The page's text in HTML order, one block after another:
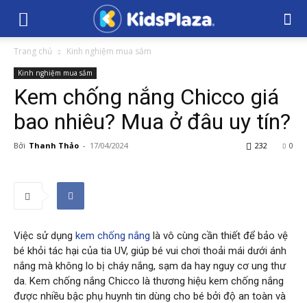
Trang chủ Kinh nghiệm mua sắm
Kinh nghiệm mua sắm
Kem chống nắng Chicco giá
bao nhiêu? Mua ở đâu uy tín?
Bởi Thanh Thảo - 17/04/2024 0
232
Việc sử dụng kem chống nắng là vô cùng cần thiết để bảo vệ
bé khỏi tác hại của tia UV, giúp bé vui chơi thoải mái dưới ánh
nắng mà không lo bị cháy nắng, sạm da hay nguy cơ ung thư
da. Kem chống nắng Chicco là thương hiệu kem chống nắng
được nhiều bậc phụ huynh tin dùng cho bé bởi độ an toàn và